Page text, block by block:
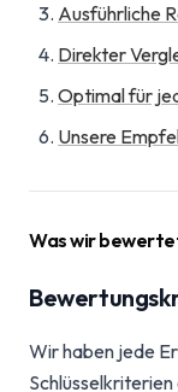
Ausführliche
Direkter
Optimal für
Unsere
Was wir
Wir haben jede